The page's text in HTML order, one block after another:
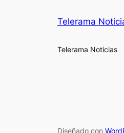
Telerama
Telerama Noticias
Diseñado con